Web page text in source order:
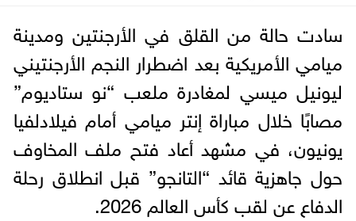
سادت حالة من القلق في الأرجنتين ومدينة
ميامي الأمريكية بعد اضطرار النجم الأرجنتيني
ليونيل ميسي لمغادرة ملعب “نو ستاديوم”
مصابًا خلال مباراة إنتر ميامي أمام فيلادلفيا
يونيون، في مشهد أعاد فتح ملف المخاوف
حول جاهزية قائد “التانجو” قبل انطلاق رحلة
الدفاع عن لقب كأس العالم 2026.